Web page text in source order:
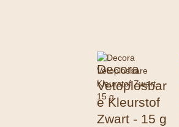
Decora
Vetoplosbar
e Kleurstof
Zwart - 15 g